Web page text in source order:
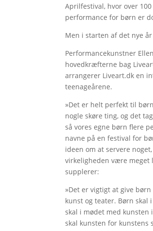
Aprilfestival, hvor over
performance for børn er
Men i starten af det nye
Performancekunstner
hovedkræfterne bag
arrangerer Liveart.dk en
teenageårene.
»Det er helt perfekt til
nogle skøre ting, og det
så vores egne børn flere
navne på en festival for
ideen om at servere
virkeligheden være meget
supplerer:
»Det er vigtigt at give
kunst og teater. Børn skal
skal i mødet med
skal kunsten for kunstens